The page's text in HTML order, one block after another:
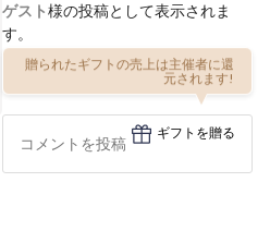
ゲスト様の投稿として表示されま
す。
贈られたギフトの売上は主催者に還
元されます!
ギフトを贈る